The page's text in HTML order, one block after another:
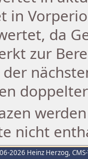
in
da
zur
nicht
2026 Heinz Herzog,